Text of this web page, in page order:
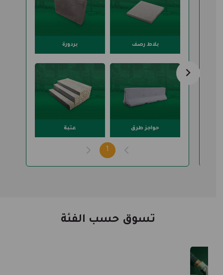
رمل أبيضبلاط رصف بردورة
حواجز طرق عتبة
1
تسوق حسب الفئة